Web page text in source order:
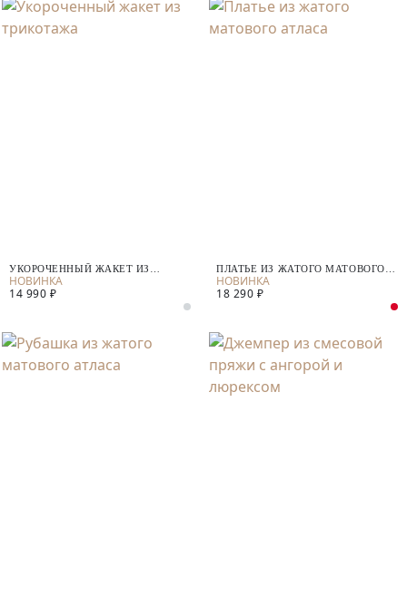
УКОРОЧЕННЫЙ ЖАКЕТ ИЗ
ТРИКОТАЖА
14 990 ₽
ПЛАТЬЕ ИЗ ЖАТОГО МАТОВОГО
АТЛАСА
18 290 ₽